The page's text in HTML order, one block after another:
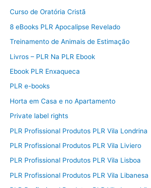
Curso de Oratória Cristã
8 eBooks PLR Apocalipse Revelado
Treinamento de Animais de Estimação
Livros – PLR Na PLR Ebook
Ebook PLR Enxaqueca
PLR e-books
Horta em Casa e no Apartamento
Private label rights
PLR Profissional Produtos PLR Vila Londrina
PLR Profissional Produtos PLR Vila Liviero
PLR Profissional Produtos PLR Vila Lisboa
PLR Profissional Produtos PLR Vila Libanesa